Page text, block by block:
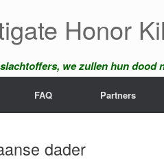
Honor
we zullen hun dood
FAQ Partners
dader